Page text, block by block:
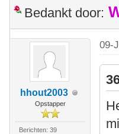
Bedankt door:
hhout2003
Opstapper
Berichten: 39
09-